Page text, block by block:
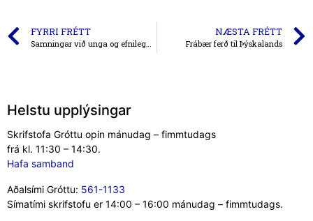
FYRRI FRÉTT
Samningar við unga og efnilega leikmenn
NÆSTA FRÉTT
Frábær ferð til Þýskalands
Helstu upplýsingar
Skrifstofa Gróttu opin mánudag – fimmtudags
frá kl. 11:30 – 14:30.
Hafa samband
Aðalsími Gróttu: 561-1133
Símatími skrifstofu er 14:00 – 16:00 mánudag – fimmtudags.